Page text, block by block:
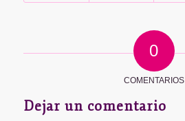
0
COMENTARIOS
Dejar un comentario